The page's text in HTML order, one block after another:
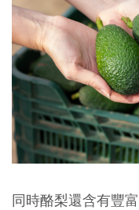
同時酪梨還含有豐